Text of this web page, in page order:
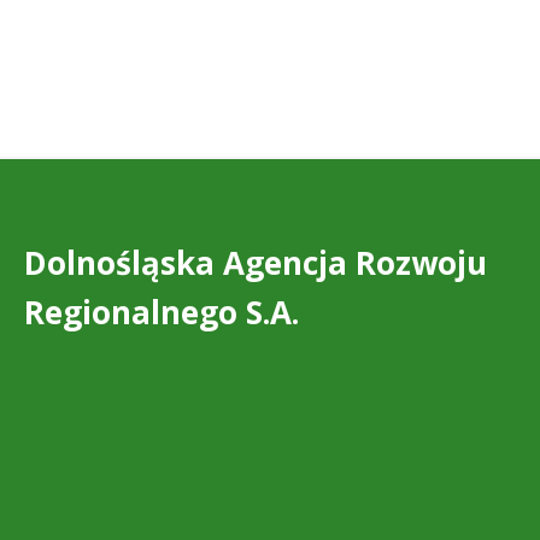
Dolnośląska Agencja Rozwoju
Regionalnego S.A.